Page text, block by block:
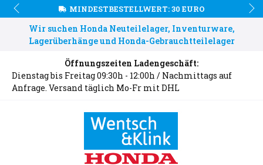
MINDESTBESTELLWERT: 30 EURO
Wir suchen Honda Neuteilelager, Inventurware,
Lagerüberhänge und Honda-Gebrauchtteilelager
Öffnungszeiten Ladengeschäft:
Dienstag bis Freitag 09:30h - 12:00h / Nachmittags auf
Anfrage. Versand täglich Mo-Fr mit DHL